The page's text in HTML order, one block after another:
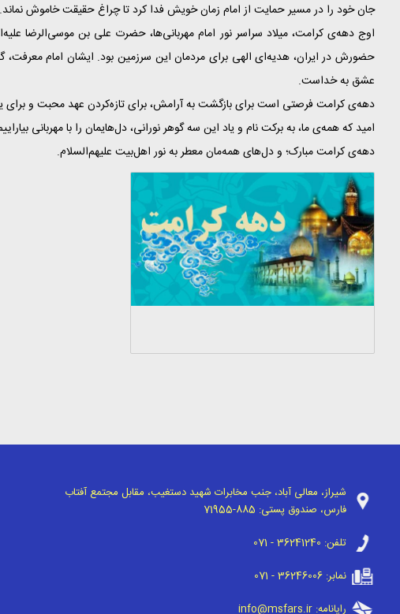
جان خود را در مسیر حمایت از امام زمان خویش فدا کرد تا چراغ حقیقت خاموش نماند.
اوج دهه‌ی کرامت، میلاد سراسر نور امام مهربانی‌ها، حضرت علی بن موسی‌الرضا
حضورش در ایران، هدیه‌ای الهی برای مردمان این سرزمین بود. ایشان امام
عشق به خداست.
دهه‌ی کرامت فرصتی است برای بازگشت به آرامش، برای تازه‌کردن عهد محبت و برای
امید که همه‌ی ما، به برکت نام و یاد این سه گوهر نورانی، دل‌هایمان را با مهربانی
دهه‌ی کرامت مبارک؛ و دل‌های همه‌مان معطر به نور اهل‌بیت علیهم‌السلام.
شیراز، معالی آباد، جنب مخابرات شهید دستغیب، مقابل مجتمع آفتاب
فارس، صندوق پستی: 71955-885
تلفن: 071 - 36241240
نمابر: 071 - 36246006
رایانامه: info@msfars.ir